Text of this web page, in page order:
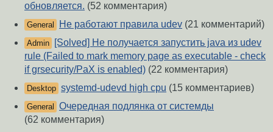
обновляется. (52 комментария)
General Не работают правила udev (21 комментарий)
Admin
[Solved] Не получается запустить java из udev
rule (Failed to mark memory page as executable - check
if grsecurity/PaX is enabled) (22 комментария)
Desktop systemd-udevd high cpu (15 комментариев)
General
Очередная подлянка от системды
(62 комментария)